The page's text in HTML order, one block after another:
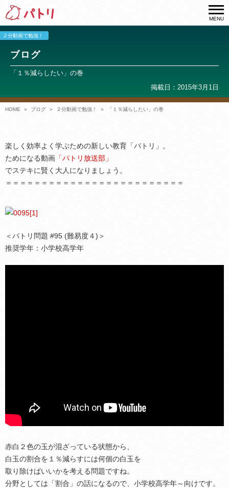
MENU
２分動画で勉強！
ブログ
「１％減らしたい」の巻
掲載日：2015年3月1日
HOME ブログ ２分動画で勉強！ 「１％減らしたい」の巻
楽しく効率よく学ぶための新しい教育「パトリ」。
ためになる動画 「パトリ放送部」
でステキに賢く大人になりましょう。
＝＝＝＝＝＝＝＝＝＝＝＝＝＝＝＝＝＝＝＝＝＝＝＝＝
＜パトリ問題 #95 (難易度４)＞
推奨学年：小学校高学年
赤白２色の玉が混ざっている状態から、
白玉の割合を１％減らすには何個の白玉を
取り除けばいいかを考える問題ですね。
分野としては「割合」の話になるので、小学校高学年～向けです。